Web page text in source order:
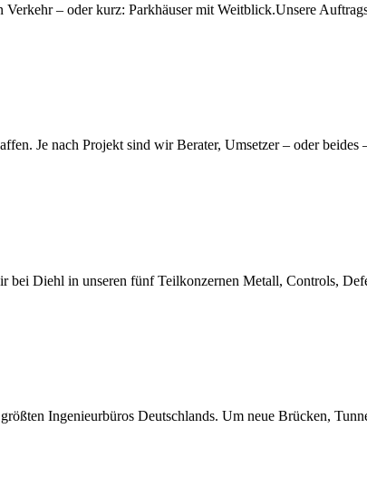
– oder kurz: Parkhäuser mit Weitblick.Unsere
Je nach Projekt sind wir Berater, Umsetzer – oder beides
Diehl in unseren fünf Teil­konzernen Metall, Controls,
Ingenieurbüros Deutschlands. Um neue Brücken,